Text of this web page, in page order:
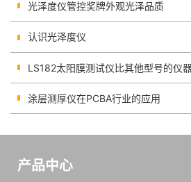
光泽度仪管控奖牌外观光泽品质
认识光泽度仪
LS182太阳膜测试仪比其他型号的仪
涂层测厚仪在PCBA行业的应用
产品中心